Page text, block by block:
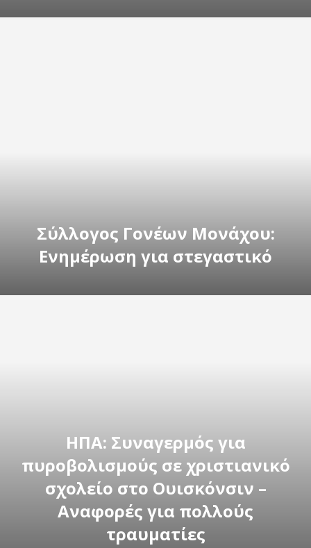
Σύλλογος Γονέων Μονάχου:
Ενημέρωση για στεγαστικό
ΗΠΑ: Συναγερμός για
πυροβολισμούς σε χριστιανικό
σχολείο στο Ουισκόνσιν –
Αναφορές για πολλούς
τραυματίες